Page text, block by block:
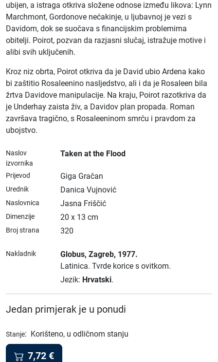
ubijen, a istraga otkriva složene odnose između likova: Lynn
Marchmont, Gordonove nećakinje, u ljubavnoj je vezi s
Davidom, dok se suočava s financijskim problemima
obitelji. Poirot, pozvan da razjasni slučaj, istražuje motive i
alibi svih uključenih.
Kroz niz obrta, Poirot otkriva da je David ubio Ardena kako
bi zaštitio Rosaleenino nasljedstvo, ali i da je Rosaleen bila
žrtva Davidove manipulacije. Na kraju, Poirot razotkriva da
je Underhay zaista živ, a Davidov plan propada. Roman
završava tragično, s Rosaleeninom smrću i pravdom za
ubojstvo.
Naslov
izvornika
Taken at the Flood
Prijevod Giga Gračan
Urednik Danica Vujnović
Naslovnica Jasna Friščić
Dimenzije 20 x 13 cm
Broj strana 320
Nakladnik Globus, Zagreb, 1977.
Latinica. Tvrde korice s ovitkom.
Jezik: Hrvatski.
Jedan primjerak je u ponudi
Stanje: Korišteno, u odličnom stanju
7,72 €